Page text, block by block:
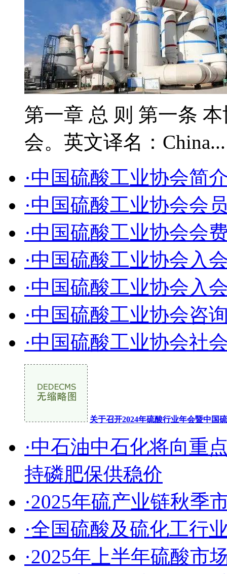
第一章 总 则 第一条
会。英文译名：
·中国硫酸工业协会简
·中国硫酸工业协会会
·中国硫酸工业协会会
·中国硫酸工业协会入
·中国硫酸工业协会入
·中国硫酸工业协会咨
·中国硫酸工业协会社
关于召开2024年硫酸行业年会暨中国
·中石油中石化将向重
持磷肥保供稳价
·2025年硫产业链秋季
·全国硫酸及硫化工行
·2025年上半年硫酸市